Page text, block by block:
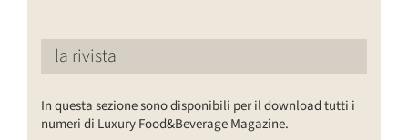
la rivista
In questa sezione sono disponibili per il download tutti i
numeri di Luxury Food&Beverage Magazine.